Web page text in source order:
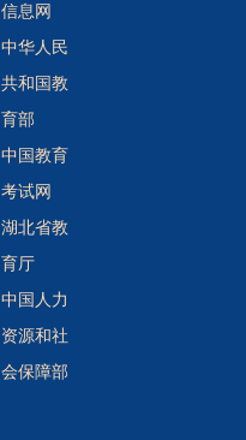
信息网
中华人民
共和国教
育部
中国教育
考试网
湖北省教
育厅
中国人力
资源和社
会保障部